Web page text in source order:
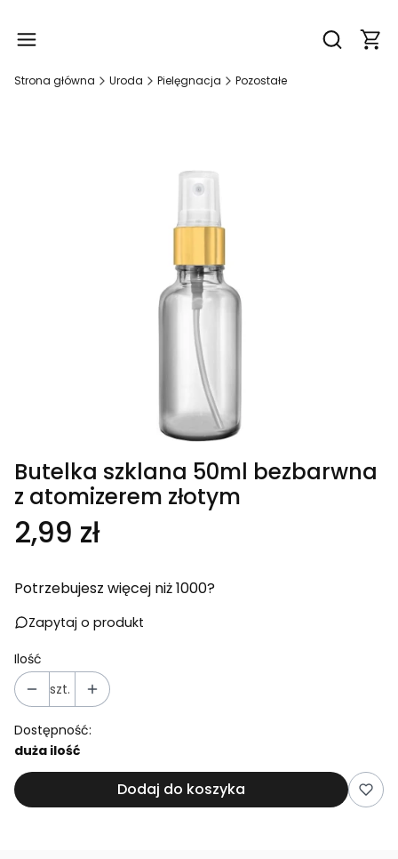
Otwórz
Strona główna Uroda Pielęgnacja Pozostałe
Butelka szklana 50ml bezbarwna
z atomizerem złotym
Cena
2,99 zł
Potrzebujesz więcej niż 1000?
Zapytaj o produkt
Ilość
szt.
Dostępność:
duża ilość
Dodaj do koszyka